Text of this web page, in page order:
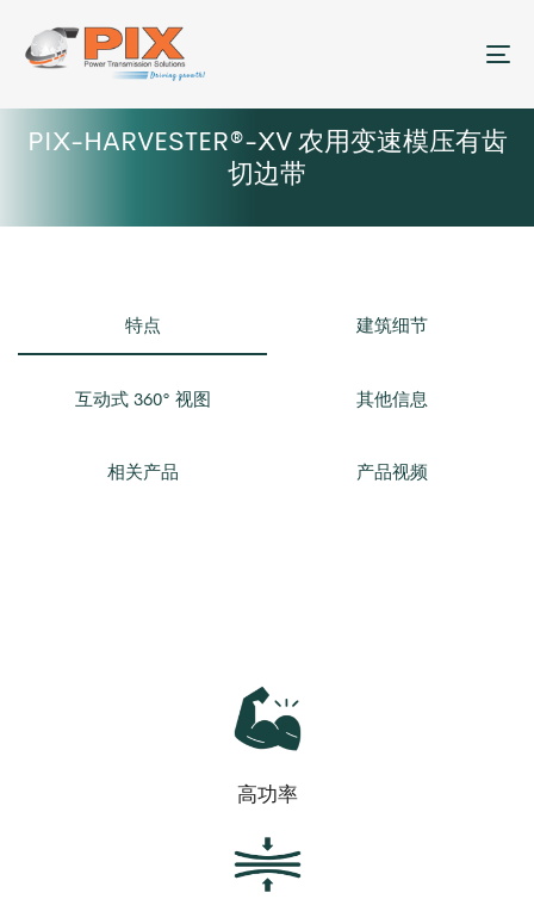
菜
PIX-HARVESTER®-XV 农用变速模压有齿
切边带
特点 建筑细节
互动式 360° 视图 其他信息
相关产品 产品视频
高功率